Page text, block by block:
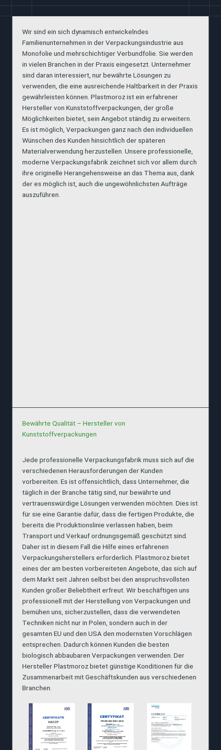
Wir sind ein sich dynamisch entwickelndes
Familienunternehmen in der Verpackungsindustrie aus
Monofolie und mehrschichtiger Verbundfolie. Sie werden
in vielen Branchen in der Praxis eingesetzt. Unternehmer
sind daran interessiert, nur bewährte Lösungen zu
verwenden, die eine ausreichende Haltbarkeit in der Praxis
gewährleisten können. Plastmoroz ist ein erfahrener
Hersteller von Kunststoffverpackungen, der große
Möglichkeiten bietet, sein Angebot ständig zu erweitern.
Es ist möglich, Verpackungen ganz nach den individuellen
Wünschen des Kunden hinsichtlich der späteren
Materialverwendung herzustellen. Unsere professionelle,
moderne Verpackungsfabrik zeichnet sich vor allem durch
ihre originelle Herangehensweise an das Thema aus, dank
der es möglich ist, auch die ungewöhnlichsten Aufträge
auszuführen.
Bewährte Qualität – Hersteller von
Kunststoffverpackungen
Jede professionelle Verpackungsfabrik muss sich auf die
verschiedenen Herausforderungen der Kunden
vorbereiten. Es ist offensichtlich, dass Unternehmer, die
täglich in der Branche tätig sind, nur bewährte und
vertrauenswürdige Lösungen verwenden möchten. Dies ist
für sie eine Garantie dafür, dass die fertigen Produkte, die
bereits die Produktionslinie verlassen haben, beim
Transport und Verkauf ordnungsgemäß geschützt sind.
Daher ist in diesem Fall die Hilfe eines erfahrenen
Verpackungsherstellers erforderlich. Plastmoroz bietet
eines der am besten vorbereiteten Angebote, das sich auf
dem Markt seit Jahren selbst bei den anspruchsvollsten
Kunden großer Beliebtheit erfreut. Wir beschäftigen uns
professionell mit der Herstellung von Verpackungen und
bemühen uns, sicherzustellen, dass die verwendeten
Techniken nicht nur in Polen, sondern auch in der
gesamten EU und den USA den modernsten Vorschlägen
entsprechen. Dadurch können Kunden die besten
biologisch abbaubaren Verpackungen verwenden. Der
Hersteller Plastmoroz bietet günstige Konditionen für die
Zusammenarbeit mit Geschäftskunden aus verschiedenen
Branchen.